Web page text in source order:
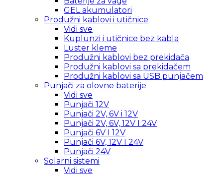
GEL akumulatori
Produžni kablovi i utičnice
Vidi sve
Kuplunzi i utičnice bez kabla
Luster kleme
Produžni kablovi bez prekidača
Produžni kablovi sa prekidačem
Produžni kablovi sa USB punjačem
Punjači za olovne baterije
Vidi sve
Punjači 12V
Punjači 2V, 6V i 12V
Punjači 2V, 6V, 12V I 24V
Punjači 6V I 12V
Punjači 6V, 12V I 24V
Punjači 24V
Solarni sistemi
Vidi sve